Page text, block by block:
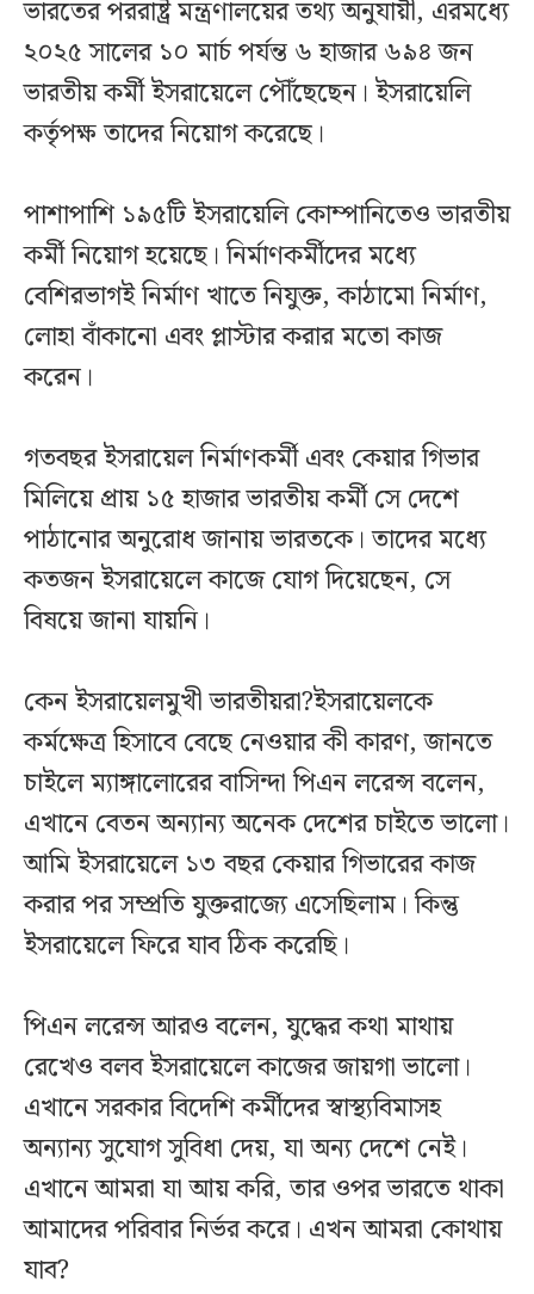
ভারতের পররাষ্ট্র মন্ত্রণালয়ের তথ্য অনুযায়ী, এরমধ্যে
২০২৫ সালের ১০ মার্চ পর্যন্ত ৬ হাজার ৬৯৪ জন
ভারতীয় কর্মী ইসরায়েলে পৌঁছেছেন। ইসরায়েলি
কর্তৃপক্ষ তাদের নিয়োগ করেছে।
পাশাপাশি ১৯৫টি ইসরায়েলি কোম্পানিতেও ভারতীয়
কর্মী নিয়োগ হয়েছে। নির্মাণকর্মীদের মধ্যে
বেশিরভাগই নির্মাণ খাতে নিযুক্ত, কাঠামো নির্মাণ,
লোহা বাঁকানো এবং প্লাস্টার করার মতো কাজ
করেন।
গতবছর ইসরায়েল নির্মাণকর্মী এবং কেয়ার গিভার
মিলিয়ে প্রায় ১৫ হাজার ভারতীয় কর্মী সে দেশে
পাঠানোর অনুরোধ জানায় ভারতকে। তাদের মধ্যে
কতজন ইসরায়েলে কাজে যোগ দিয়েছেন, সে
বিষয়ে জানা যায়নি।
কেন ইসরায়েলমুখী ভারতীয়রা?ইসরায়েলকে
কর্মক্ষেত্র হিসাবে বেছে নেওয়ার কী কারণ, জানতে
চাইলে ম্যাঙ্গালোরের বাসিন্দা পিএন লরেন্স বলেন,
এখানে বেতন অন্যান্য অনেক দেশের চাইতে ভালো।
আমি ইসরায়েলে ১৩ বছর কেয়ার গিভারের কাজ
করার পর সম্প্রতি যুক্তরাজ্যে এসেছিলাম। কিন্তু
ইসরায়েলে ফিরে যাব ঠিক করেছি।
পিএন লরেন্স আরও বলেন, যুদ্ধের কথা মাথায়
রেখেও বলব ইসরায়েলে কাজের জায়গা ভালো।
এখানে সরকার বিদেশি কর্মীদের স্বাস্থ্যবিমাসহ
অন্যান্য সুযোগ সুবিধা দেয়, যা অন্য দেশে নেই।
এখানে আমরা যা আয় করি, তার ওপর ভারতে থাকা
আমাদের পরিবার নির্ভর করে। এখন আমরা কোথায়
যাব?